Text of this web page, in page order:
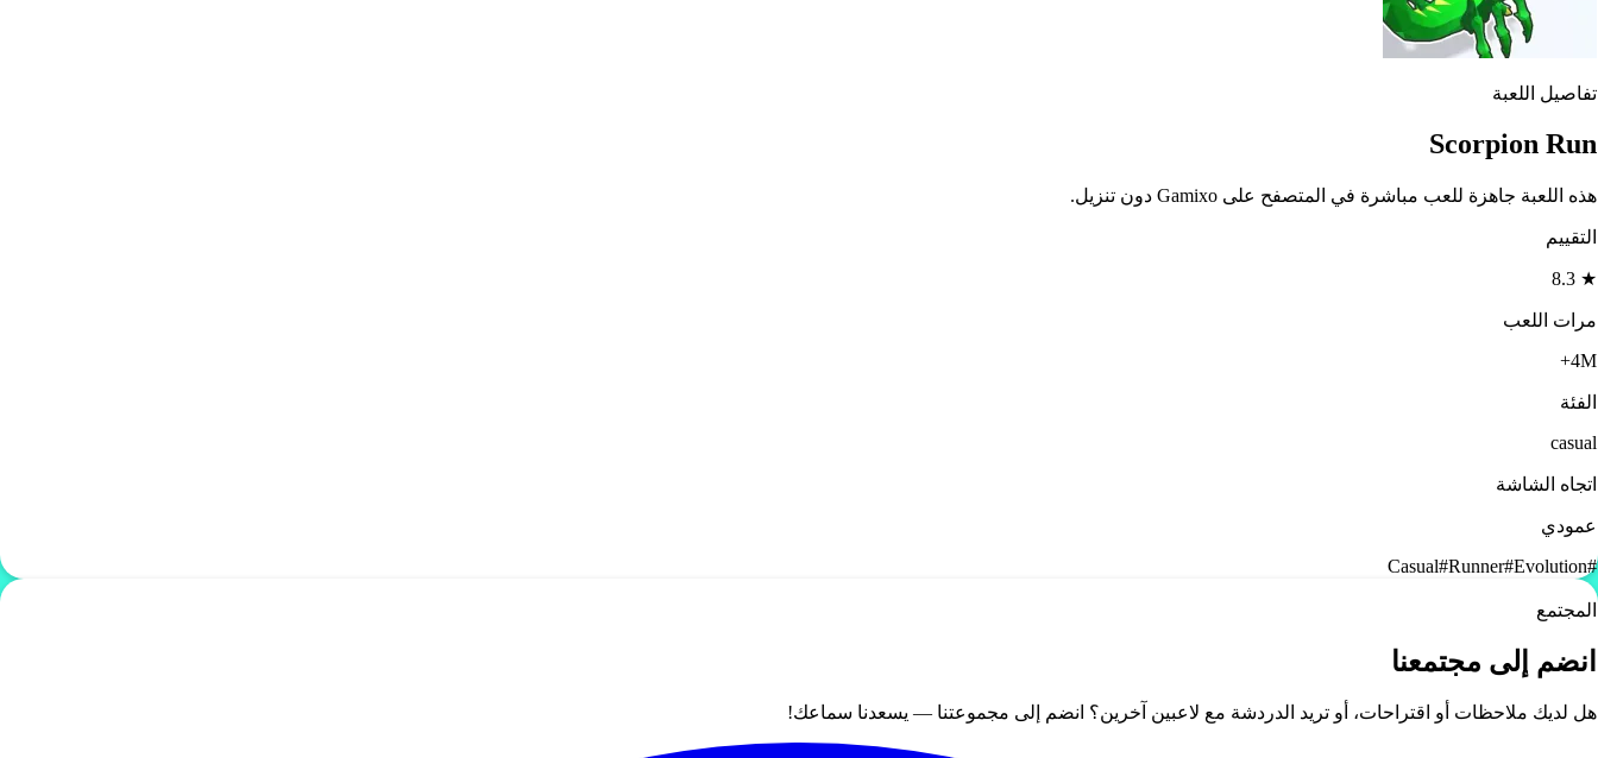
تفاصيل اللعبة
Scorpion Run
هذه اللعبة جاهزة للعب مباشرة في المتصفح على Gamixo دون تنزيل.
التقييم
★
8.3
مرات اللعب
4M+
الفئة
casual
اتجاه الشاشة
عمودي
#
Casual#Runner#Evolution
المجتمع
انضم إلى مجتمعنا
هل لديك ملاحظات أو اقتراحات، أو تريد الدردشة مع لاعبين آخرين؟ انضم إلى مجموعتنا — يسعدنا سماعك!